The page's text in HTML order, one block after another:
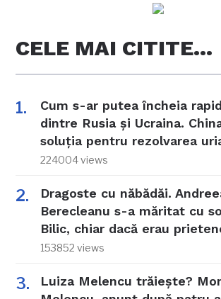
CELE MAI CITITE…
Cum s-ar putea încheia
dintre Rusia și Ucraina.
soluția pentru rezolvarea
224004 views
Dragoste cu năbădăi.
Berecleanu s-a măritat cu
Bilic, chiar dacă erau
153852 views
Luiza Melencu trăiește?